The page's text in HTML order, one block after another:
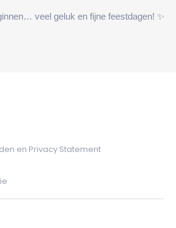
veel geluk en fijne feestdagen! ✨
en Privacy Statement